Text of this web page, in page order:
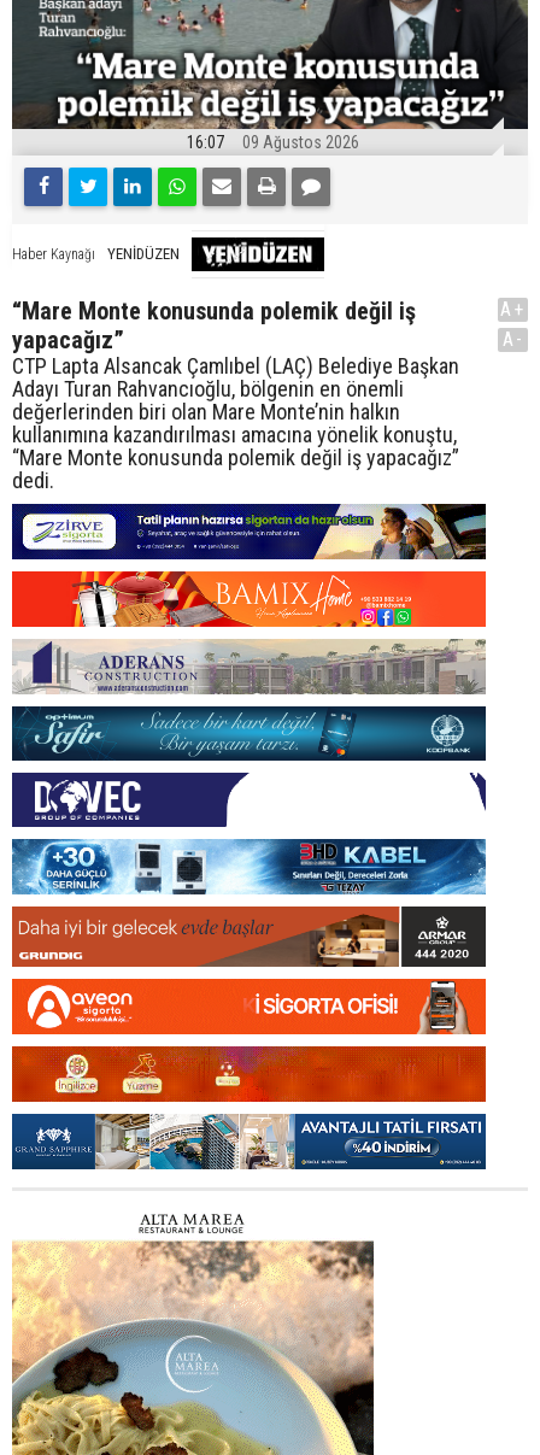
16:07 09 Ağustos 2026
Haber Kaynağı YENİDÜZEN
“Mare Monte konusunda polemik değil iş
yapacağız”
CTP Lapta Alsancak Çamlıbel (LAÇ) Belediye Başkan
Adayı Turan Rahvancıoğlu, bölgenin en önemli
değerlerinden biri olan Mare Monte’nin halkın
kullanımına kazandırılması amacına yönelik konuştu,
“Mare Monte konusunda polemik değil iş yapacağız”
dedi.
A+
A-